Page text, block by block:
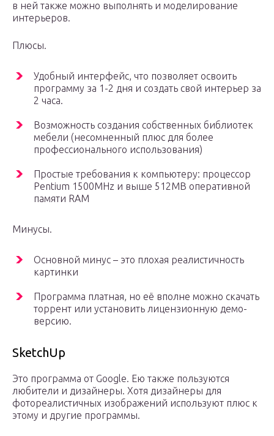
в ней также можно выполнять и моделирование
интерьеров.
Плюсы.
Удобный интерфейс, что позволяет освоить
программу за 1-2 дня и создать свой интерьер за
2 часа.
Возможность создания собственных библиотек
мебели (несомненный плюс для более
профессионального использования)
Простые требования к компьютеру: процессор
Pentium 1500MHz и выше 512МВ оперативной
памяти RAM
Минусы.
Основной минус – это плохая реалистичность
картинки
Программа платная, но её вполне можно скачать
торрент или установить лицензионную демо-
версию.
SketchUp
Это программа от Google. Ею также пользуются
любители и дизайнеры. Хотя дизайнеры для
фотореалистичных изображений используют плюс к
этому и другие программы.